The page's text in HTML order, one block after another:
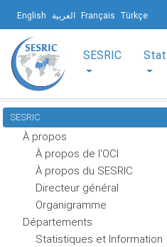
English العربية Français Türkçe
SESRIC
SESRIC
À propos
À propos de l'OCI
À propos du SESRIC
Directeur général
Organigramme
Départements
Statistiques et Information